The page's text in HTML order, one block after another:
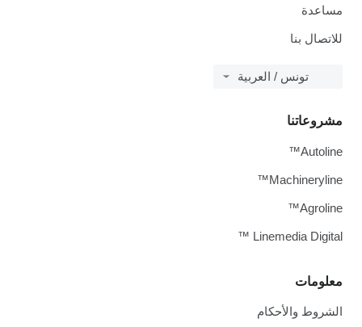
مساعدة
للاتصال بنا
تونس / العربية
معلومات
الشروط والأحكام
مشروعاتنا
Autoline™
Machineryline™
Agroline™
Linemedia Digital ™